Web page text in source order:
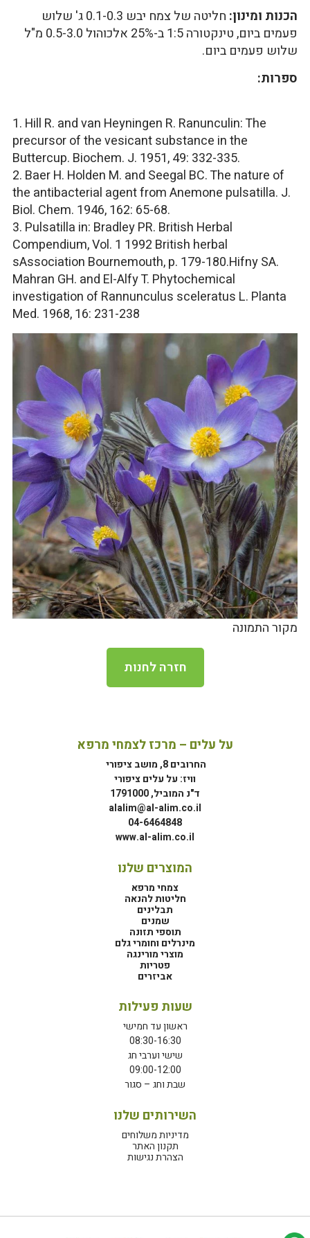
הכנות ומינון:
חליטה של צמח יבש 0.1-0.3 ג' שלוש
פעמים ביום, טינקטורה 1:5 ב-25% אלכוהול 0.5-3.0 מ"ל
שלוש פעמים ביום.
ספרות:
1. Hill R. and van Heyningen R. Ranunculin: The
precursor of the vesicant substance in the
Buttercup. Biochem. J. 1951, 49: 332-335.
2. Baer H. Holden M. and Seegal BC. The nature of
the antibacterial agent from Anemone pulsatilla. J.
Biol. Chem. 1946, 162: 65-68.
3. Pulsatilla in: Bradley PR. British Herbal
Compendium, Vol. 1 1992 British herbal
sAssociation Bournemouth, p. 179-180.Hifny SA.
Mahran GH. and El-Alfy T. Phytochemical
investigation of Rannunculus sceleratus L. Planta
Med. 1968, 16: 231-238
מקור התמונה
חזרה לחנות
על עלים – מרכז לצמחי מרפא
החרובים 8, מושב ציפורי
וויז: על עלים ציפורי
ד"נ המוביל, 1791000
alalim@al-alim.co.il
04-6464848
www.al-alim.co.il
המוצרים שלנו
צמחי מרפא
חליטות להנאה
תבלינים
שמנים
תוספי תזונה
מינרלים וחומרי גלם
מוצרי מורינגה
פטריות
אביזרים
שעות פעילות
ראשון עד חמישי
08:30-16:30
שישי וערבי חג
09:00-12:00
שבת וחג – סגור
השירותים שלנו
מדיניות משלוחים
תקנון האתר
הצהרת נגישות